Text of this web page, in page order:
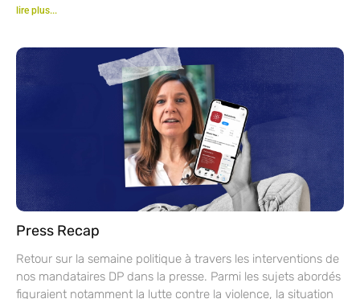
lire plus...
Press Recap
Retour sur la semaine politique à travers les interventions de
nos mandataires DP dans la presse. Parmi les sujets abordés
figuraient notamment la lutte contre la violence, la situation